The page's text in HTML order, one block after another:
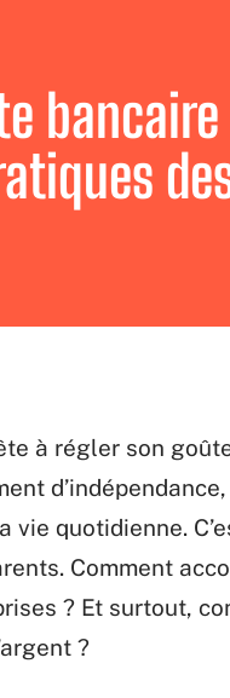
à régler son
vie quotidienne.
Comment
? Et surtout,
?